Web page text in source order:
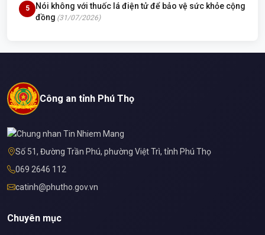
5
Nói không với thuốc lá điện tử để bảo vệ sức khỏe cộng
đồng (31/07/2026)
Công an tỉnh Phú Thọ
Số 51, Đường Trần Phú, phường Việt Trì, tỉnh Phú Thọ
069 2646 112
catinh@phutho.gov.vn
Chuyên mục